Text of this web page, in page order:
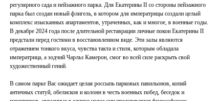
регулярного сада и пейзажного парка. Для Екатерины II со стороны пейзажного
парка был создан новый флигель, в котором для императрицы создали целый
комплекс изысканных апартаментов, утраченных, как и многое, в военные годы.
В декабре 2024 года после длительной реставрации личные покои Екатерины II
предстали перед гостями в восстановленном виде. Эти залы являются
отражением тонкого вкуса, чувства такта и стиля, которым обладала
императрица, а зодчий Чарльз Камерон, смог во всей силе раскрыть свой
художественный гений.
В самом парке Вас ожидает целая россыпь парковых павильонов, копий
античных статуй, обелисков и колонн в честь военных побед, беседок и